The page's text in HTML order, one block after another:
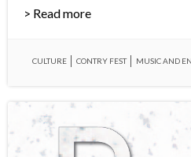
> Read more
CULTURE CONTRY FEST MUSIC AND